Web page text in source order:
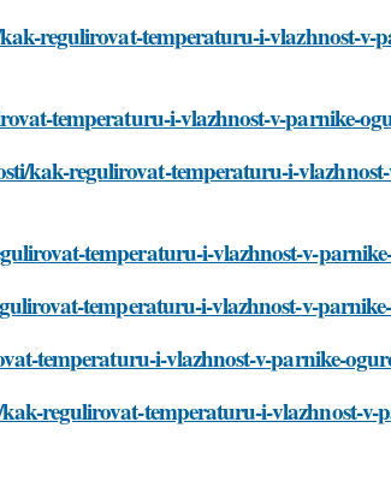
regulirovat-temperaturu-i-vlazhnost-v-
temperaturu-i-vlazhnost-v-parnike-
kak-regulirovat-temperaturu-i-
temperaturu-i-vlazhnost-v-
temperaturu-i-vlazhnost-v-
temperaturu-i-vlazhnost-v-parnike-
regulirovat-temperaturu-i-vlazhnost-v-